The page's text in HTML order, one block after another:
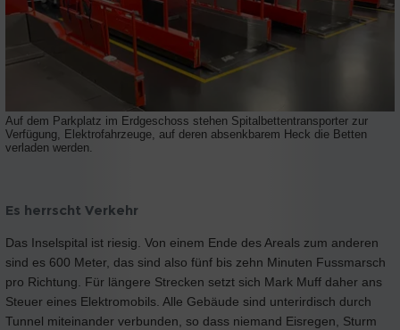
Auf dem Parkplatz im Erdgeschoss stehen Spitalbettentransporter zur
Verfügung, Elektrofahrzeuge, auf deren absenkbarem Heck die Betten
verladen werden.
Es herrscht Verkehr
Das Inselspital ist riesig. Von einem Ende des Areals zum anderen
sind es 600 Meter, das sind also fünf bis zehn Minuten Fussmarsch
pro Richtung. Für längere Strecken setzt sich Mark Muff daher ans
Steuer eines Elektromobils. Alle Gebäude sind unterirdisch durch
Tunnel miteinander verbunden, so dass niemand Eisregen, Sturm